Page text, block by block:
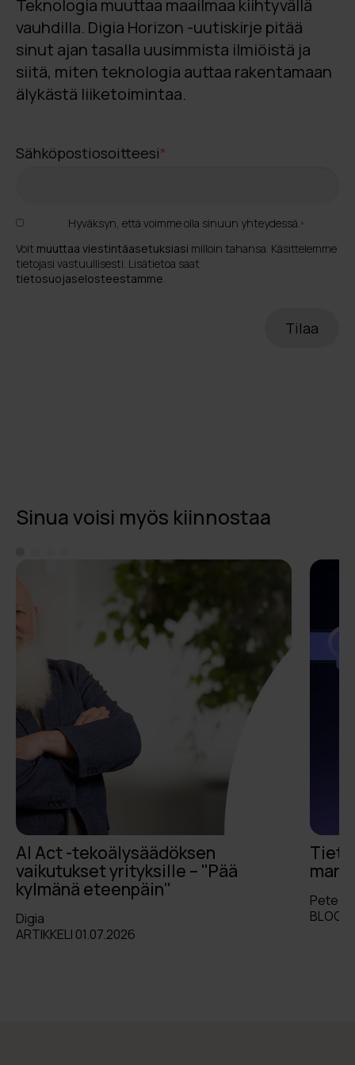
Teknologia muuttaa maailmaa kiihtyvällä
vauhdilla. Digia Horizon -uutiskirje pitää
sinut ajan tasalla uusimmista ilmiöistä ja
siitä, miten teknologia auttaa rakentamaan
älykästä liiketoimintaa.
Sähköpostiosoitteesi*
Hyväksyn, että voimme olla sinuun yhteydessä. *
Voit muuttaa viestintäasetuksiasi milloin tahansa. Käsittelemme
tietojasi vastuullisesti. Lisätietoa saat
tietosuojaselosteestamme
Sinua voisi myös kiinnostaa
AI Act -tekoälysäädöksen
vaikutukset yrityksille – "Pää
kylmänä eteenpäin"
Digia
ARTIKKELI 01.07.2026
Pete
BLOGI